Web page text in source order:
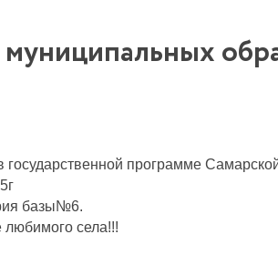
программе
базы№6.
любимого села!!!